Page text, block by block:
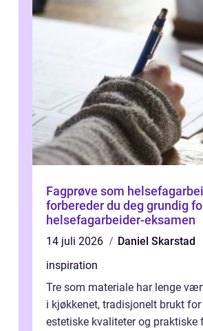
Fagprøve som
forbereder du deg grundig
helsefagarbeider-eksamen
14 juli 2026
Daniel Skarstad
inspiration
Tre som materiale har lenge
i kjøkkenet, tradisjonelt brukt
estetiske kvaliteter og praktiske